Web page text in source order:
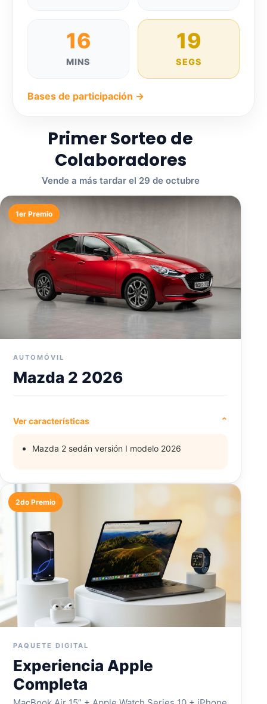
16
MINS
18
SEGS
Bases de participación →
Primer Sorteo de
Colaboradores
Vende a más tardar el 29 de octubre
1er Premio
AUTOMÓVIL
Mazda 2 2026
Ver características ⌄
Mazda 2 sedán versión I modelo 2026
2do Premio
PAQUETE DIGITAL
Experiencia Apple
Completa